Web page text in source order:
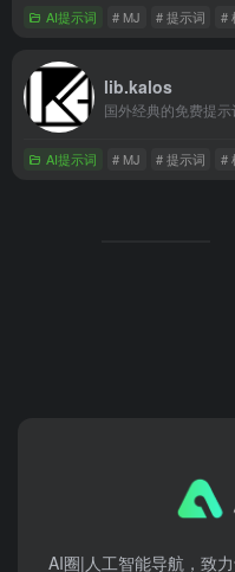
AI提示词 # MJ # 提示词 #
lib.kalos
国外经典的免费提示
AI提示词 # MJ # 提示词 #
AI圈|人工智能导航，致